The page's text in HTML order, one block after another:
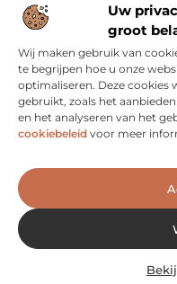
Uw
groot
Wij maken gebruik van
te begrijpen hoe u onze
optimaliseren. Deze cookies
gebruikt, zoals het
en het analyseren van het
cookiebeleid voor meer
“Waar logica
Mathmatch.nl
alledaagse reflecties.
denkers,
Bericht categorie
Website